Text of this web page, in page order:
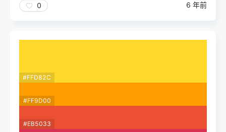
0 6 年前
#FFD82C
#FF9D00
#EB5033